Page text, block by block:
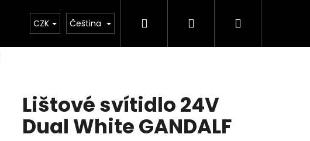
Kalkulačka
CZK Čeština Hledat PřihlášeníNákupní
Lištové svítidlo 24V
Dual White GANDALF